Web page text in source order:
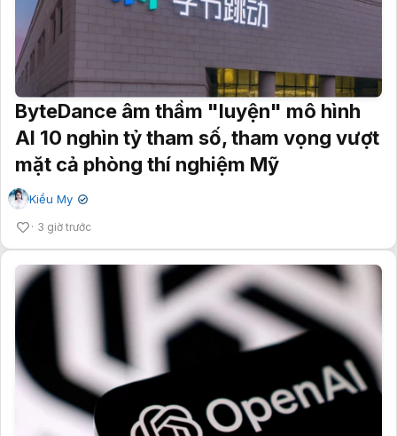
ByteDance âm thầm "luyện" mô hình
AI 10 nghìn tỷ tham số, tham vọng vượt
mặt cả phòng thí nghiệm Mỹ
Kiều My ✔
3 giờ trước